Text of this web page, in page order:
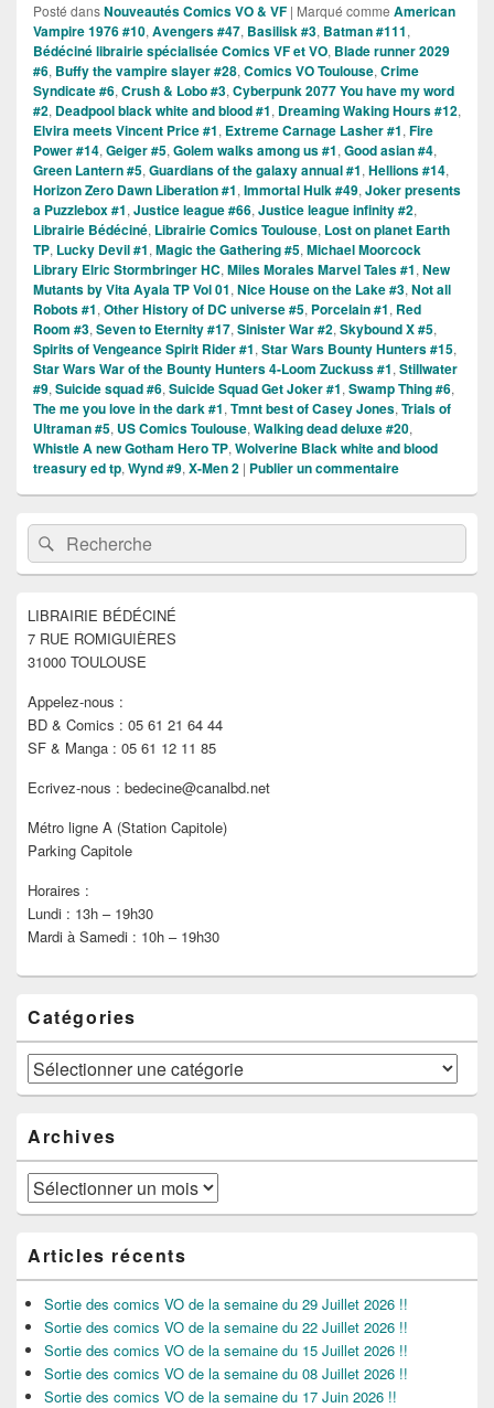
Posté dansNouveautés Comics VO & VF | Marqué comme American
Vampire 1976 #10, Avengers #47, Basilisk #3, Batman #111,
Bédéciné librairie spécialisée Comics VF et VO, Blade runner 2029
#6, Buffy the vampire slayer #28, Comics VO Toulouse, Crime
Syndicate #6, Crush & Lobo #3, Cyberpunk 2077 You have my word
#2, Deadpool black white and blood #1, Dreaming Waking Hours #12,
Elvira meets Vincent Price #1, Extreme Carnage Lasher #1, Fire
Power #14, Geiger #5, Golem walks among us #1, Good asian #4,
Green Lantern #5, Guardians of the galaxy annual #1, Hellions #14,
Horizon Zero Dawn Liberation #1, Immortal Hulk #49, Joker presents
a Puzzlebox #1, Justice league #66, Justice league infinity #2,
Librairie Bédéciné, Librairie Comics Toulouse, Lost on planet Earth
TP, Lucky Devil #1, Magic the Gathering #5, Michael Moorcock
Library Elric Stormbringer HC, Miles Morales Marvel Tales #1, New
Mutants by Vita Ayala TP Vol 01, Nice House on the Lake #3, Not all
Robots #1, Other History of DC universe #5, Porcelain #1, Red
Room #3, Seven to Eternity #17, Sinister War #2, Skybound X #5,
Spirits of Vengeance Spirit Rider #1, Star Wars Bounty Hunters #15,
Star Wars War of the Bounty Hunters 4-Loom Zuckuss #1, Stillwater
#9, Suicide squad #6, Suicide Squad Get Joker #1, Swamp Thing #6,
The me you love in the dark #1, Tmnt best of Casey Jones, Trials of
Ultraman #5, US Comics Toulouse, Walking dead deluxe #20,
Whistle A new Gotham Hero TP, Wolverine Black white and blood
treasury ed tp, Wynd #9, X-Men 2 | Publier un commentaire
Zone
principale
de
widget
barre
latérale
Recherche :Rechercher
LIBRAIRIE BÉDÉCINÉ
7 RUE ROMIGUIÈRES
31000 TOULOUSE
Appelez-nous :
BD & Comics : 05 61 21 64 44
SF & Manga : 05 61 12 11 85
Ecrivez-nous : bedecine@canalbd.net
Métro ligne A (Station Capitole)
Parking Capitole
Horaires :
Lundi : 13h – 19h30
Mardi à Samedi : 10h – 19h30
Catégories
Catégories
Archives
Archives
Articles récents
Sortie des comics VO de la semaine du 29 Juillet 2026 !!
Sortie des comics VO de la semaine du 22 Juillet 2026 !!
Sortie des comics VO de la semaine du 15 Juillet 2026 !!
Sortie des comics VO de la semaine du 08 Juillet 2026 !!
Sortie des comics VO de la semaine du 17 Juin 2026 !!